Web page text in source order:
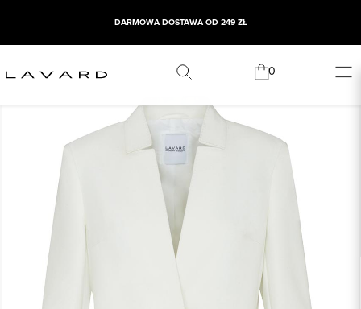
DARMOWA DOSTAWA OD 249 ZŁ
0